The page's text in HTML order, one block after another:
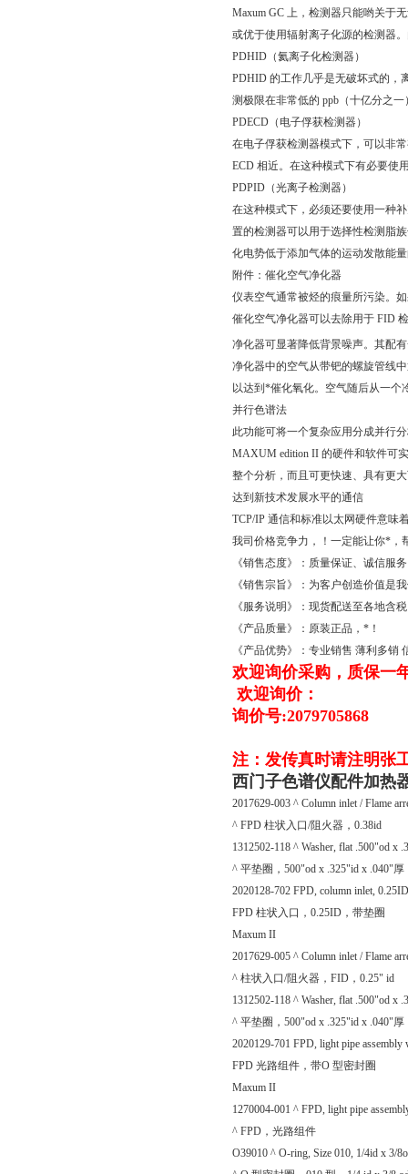
Maxum GC 上，检测器只能哟关于
或优于使用辐射离子化源的检测器
PDHID（氦离子化检测器）
PDHID 的工作几乎是无破坏式的，
测极限在非常低的 ppb（十亿分之
PDECD（电子俘获检测器）
在电子俘获检测器模式下，可以非
ECD 相近。在这种模式下有必要使
PDPID（光离子检测器）
在这种模式下，必须还要使用一种
置的检测器可以用于选择性检测脂
化电势低于添加气体的运动发散能
附件：催化空气净化器
仪表空气通常被烃的痕量所污染。
催化空气净化器可以去除用于 FID
净化器可显著降低背景噪声。其配
净化器中的空气从带钯的螺旋管线
以达到*催化氧化。空气随后从一个
并行色谱法
此功能可将一个复杂应用分成并行
MAXUM edition II 的硬件和软件可
整个分析，而且可更快速、具有更
达到新技术发展水平的通信
TCP/IP 通信和标准以太网硬件意味
我司价格竞争力，！一定能让你*，
《销售态度》：质量保证、诚信服
《销售宗旨》：为客户创造价值是
《服务说明》：现货配送至各地含
《产品质量》：原装正品，*！
《产品优势》：专业销售 薄利多
欢迎询价采购，质保一
欢迎询价：
询价号:2079705868
注：发传真时请注明张
西门子色谱仪配件加热
2017629-003 ^ Column inlet / Flame
^ FPD 柱状入口/阻火器，0.38id
1312502-118 ^ Washer, flat .500"od x
^ 平垫圈，500"od x .325"id x .040"厚
2020128-702 FPD, column inlet,
FPD 柱状入口，0.25ID，带垫圈
Maxum II
2017629-005 ^ Column inlet / Flame
^ 柱状入口/阻火器，FID，0.25" id
1312502-118 ^ Washer, flat .500"od x
^ 平垫圈，500"od x .325"id x .040"厚
2020129-701 FPD, light pipe assembly
FPD 光路组件，带O 型密封圈
Maxum II
1270004-001 ^ FPD, light pipe
^ FPD，光路组件
O39010 ^ O-ring, Size 010, 1/4id x 3/